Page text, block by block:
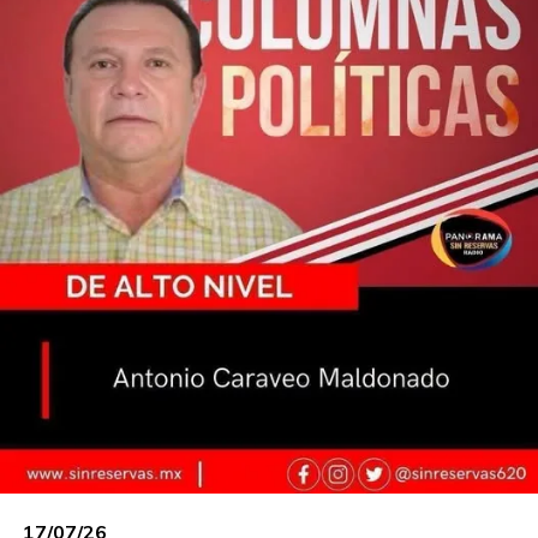
IMSS Bienestar,
Javier May
impuso sus
condiciones al director general del organismo,
Alejandro Svarch. El funcionario federal frenó
la llegada deErnesto Ortiz Catalá,
propuesta
del de Comalcalco. Al final quedó el doctorPablo
Manuel Caso Torres
encargado de la institución.
Se sentaron las bases para traer inversiones a la
capital del Estado y fue trazada de manera
detallada. La edilYolanda Osuna
Arropada por la clase empresarial, presentó la
facilitadora de trámites. Puesta la mesa, es el
turno de los empresarios. Pese a todo, puede
darse la oportunidad de hacer la inversión
correcta.
17/07/26